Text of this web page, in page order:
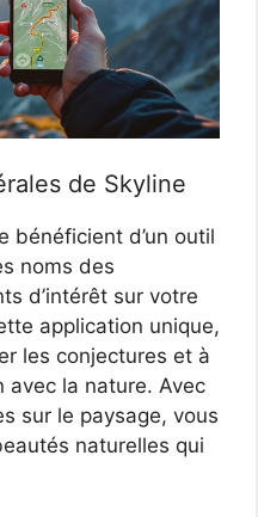
de Skyline
bénéficient d’un outil
noms des
d’intérêt sur votre
application unique,
les conjectures et à
avec la nature. Avec
sur le paysage, vous
naturelles qui